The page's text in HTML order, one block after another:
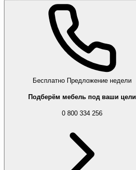
Бесплатно Предложение недели
Подберём мебель под ваши цели
0 800 334 256